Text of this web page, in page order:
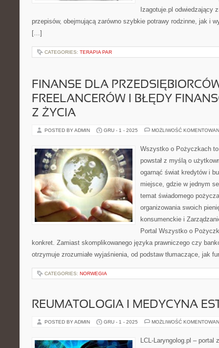
Izagotuje.pl odwiedzający
przepisów, obejmującą zarówno szybkie potrawy rodzinne, jak i
[…]
CATEGORIES: TERAPIA PAR
FINANSE DLA
FREELANCERÓW I BŁĘDY
Z ŻYCIA
POSTED BY ADMIN GRU - 1 - 2025 MOŻLIWOŚĆ
Wszystko o Pożyczkach
powstał z myślą o
ogarnąć świat kredytów i
miejsce, gdzie w jednym
temat świadomego
organizowania swoich
konsumenckie i
Portal Wszystko o
konkret. Zamiast skomplikowanego języka prawniczego czy
otrzymuje zrozumiałe wyjaśnienia, od podstaw tłumaczące, jak
CATEGORIES: NORWEGIA
REUMATOLOGIA I MEDYCYNA
POSTED BY ADMIN GRU - 1 - 2025 MOŻLIWOŚĆ
LCL-Laryngolog.pl – portal